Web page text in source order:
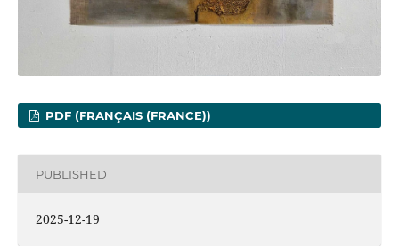
PDF (FRANÇAIS (FRANCE))
PUBLISHED
2025-12-19